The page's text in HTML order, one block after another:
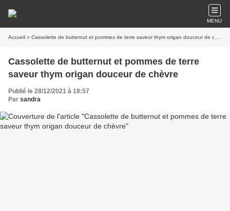
MENU
Accueil » Cassolette de butternut et pommes de terre saveur thym origan douceur de chèvre
Cassolette de butternut et pommes de terre
saveur thym origan douceur de chèvre
Publié le 28/12/2021 à 19:57
Par sandra